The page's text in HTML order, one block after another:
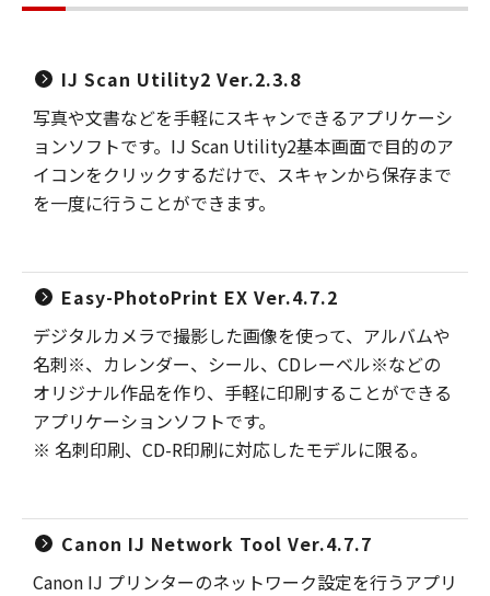
IJ Scan Utility2 Ver.2.3.8
写真や文書などを手軽にスキャンできるアプリケーシ
ョンソフトです。IJ Scan Utility2基本画面で目的のア
イコンをクリックするだけで、スキャンから保存まで
を一度に行うことができます。
Easy-PhotoPrint EX Ver.4.7.2
デジタルカメラで撮影した画像を使って、アルバムや
名刺※、カレンダー、シール、CDレーベル※などの
オリジナル作品を作り、手軽に印刷することができる
アプリケーションソフトです。
※ 名刺印刷、CD-R印刷に対応したモデルに限る。
Canon IJ Network Tool Ver.4.7.7
Canon IJ プリンターのネットワーク設定を行うアプリ